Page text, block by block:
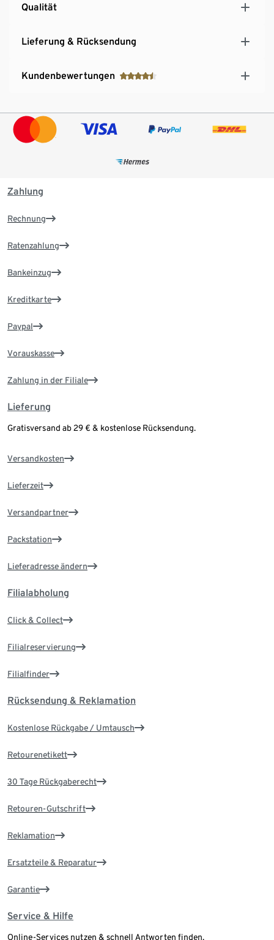
Qualität
Lieferung & Rücksendung
Kundenbewertungen
Zahlung
Rechnung
Ratenzahlung
Bankeinzug
Kreditkarte
Paypal
Vorauskasse
Zahlung in der Filiale
Lieferung
Gratisversand ab 29 € & kostenlose Rücksendung.
Versandkosten
Lieferzeit
Versandpartner
Packstation
Lieferadresse ändern
Filialabholung
Click & Collect
Filialreservierung
Filialfinder
Rücksendung & Reklamation
Kostenlose Rückgabe / Umtausch
Retourenetikett
30 Tage Rückgaberecht
Retouren-Gutschrift
Reklamation
Ersatzteile & Reparatur
Garantie
Service & Hilfe
Online-Services nutzen & schnell Antworten finden.